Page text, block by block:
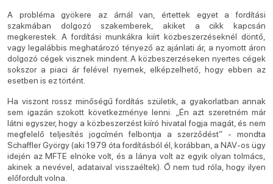
A probléma gyökere az árnál van, értettek egyet a fordítási
szakmában dolgozó szakemberek, akiket a cikk kapcsán
megkerestek. A fordítási munkákra kiírt közbeszerzéseknél döntő,
vagy legalábbis meghatározó tényező az ajánlati ár, a nyomott áron
dolgozó cégek visznek mindent. A közbeszerzéseken nyertes cégek
sokszor a piaci ár felével nyernek, elképzelhető, hogy ebben az
esetben is ez történt.
Ha viszont rossz minőségű fordítás születik, a gyakorlatban annak
sem igazán szokott következménye lenni. „Én azt szeretném már
látni egyszer, hogy a közbeszerzést kiíró hivatal fogja magát, és nem
megfelelő teljesítés jogcímén felbontja a szerződést” - mondta
Schaffler György (aki 1979 óta fordításból él, korábban, a NAV-os ügy
idején az MFTE elnöke volt, és a lánya volt az egyik olyan tolmács,
akinek a nevével, adataival visszaéltek). Ő nem tud róla, hogy ilyen
előfordult volna.